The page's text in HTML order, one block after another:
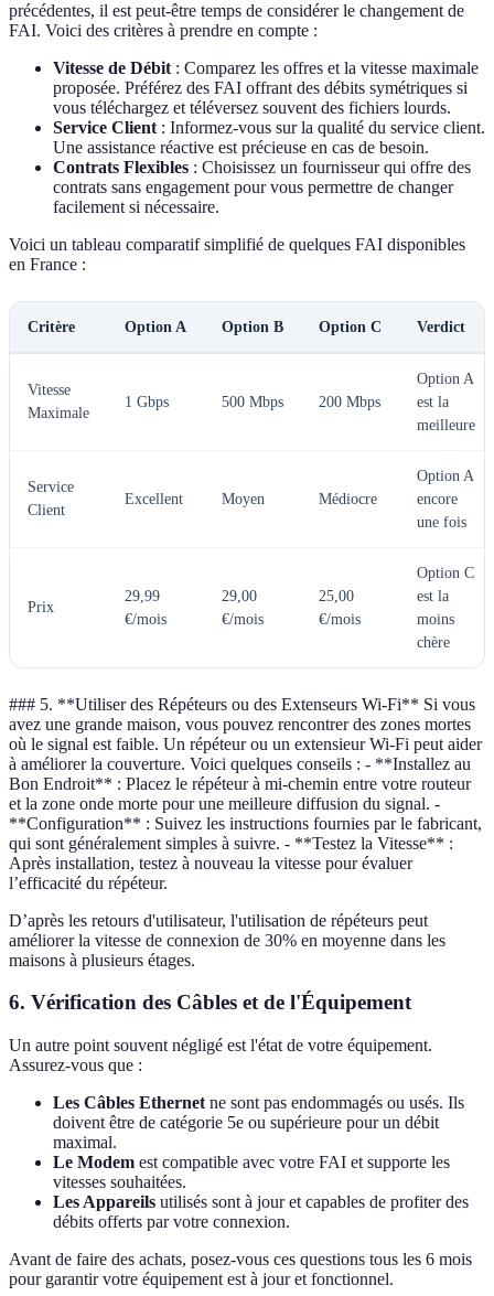
précédentes, il est peut-être temps de considérer le changement de
FAI. Voici des critères à prendre en compte :
Vitesse de Débit : Comparez les offres et la vitesse maximale
proposée. Préférez des FAI offrant des débits symétriques si
vous téléchargez et téléversez souvent des fichiers lourds.
Service Client : Informez-vous sur la qualité du service client.
Une assistance réactive est précieuse en cas de besoin.
Contrats Flexibles : Choisissez un fournisseur qui offre des
contrats sans engagement pour vous permettre de changer
facilement si nécessaire.
Voici un tableau comparatif simplifié de quelques FAI disponibles
en France :
Critère Option A Option B Option C Verdict
Vitesse
Maximale
1 Gbps 500 Mbps 200 Mbps
Option A
est la
meilleure
Service
Client
Excellent Moyen Médiocre
Option A
encore
une fois
Prix
29,99
€/mois
29,00
€/mois
25,00
€/mois
Option C
est la
moins
chère
### 5. **Utiliser des Répéteurs ou des Extenseurs Wi-Fi** Si vous
avez une grande maison, vous pouvez rencontrer des zones mortes
où le signal est faible. Un répéteur ou un extensieur Wi-Fi peut aider
à améliorer la couverture. Voici quelques conseils : - **Installez au
Bon Endroit** : Placez le répéteur à mi-chemin entre votre routeur
et la zone onde morte pour une meilleure diffusion du signal. -
**Configuration** : Suivez les instructions fournies par le fabricant,
qui sont généralement simples à suivre. - **Testez la Vitesse** :
Après installation, testez à nouveau la vitesse pour évaluer
l’efficacité du répéteur.
D’après les retours d'utilisateur, l'utilisation de répéteurs peut
améliorer la vitesse de connexion de 30% en moyenne dans les
maisons à plusieurs étages.
6. Vérification des Câbles et de l'Équipement
Un autre point souvent négligé est l'état de votre équipement.
Assurez-vous que :
Les Câbles Ethernet ne sont pas endommagés ou usés. Ils
doivent être de catégorie 5e ou supérieure pour un débit
maximal.
Le Modem est compatible avec votre FAI et supporte les
vitesses souhaitées.
Les Appareils utilisés sont à jour et capables de profiter des
débits offerts par votre connexion.
Avant de faire des achats, posez-vous ces questions tous les 6 mois
pour garantir votre équipement est à jour et fonctionnel.